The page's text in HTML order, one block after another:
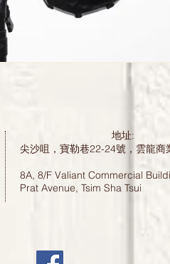
地址:
尖沙咀，寶勒巷22-24號，雲龍
8A, 8/F Valiant Commercial
Prat Avenue, Tsim Sha Tsui